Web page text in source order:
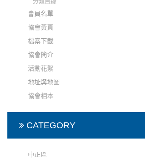
分類目錄
會員名單
協會黃頁
檔案下載
協會簡介
活動花絮
地址與地圖
協會相本
CATEGORY
中正區